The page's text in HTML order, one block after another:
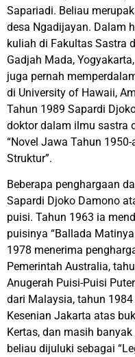
Sapariadi. Beliau
desa Ngadijayan. Dalam
kuliah di Fakultas Sastra
Gadjah Mada,
juga pernah
di University of Hawaii,
Tahun 1989 Sapardi
doktor dalam ilmu sastra
“Novel Jawa Tahun
Struktur”.
Beberapa penghargaan
Sapardi Djoko Damono
puisi. Tahun 1963 ia
puisinya “Ballada
1978 menerima
Pemerintah Australia,
Anugerah Puisi-Puisi
dari Malaysia, tahun
Kesenian Jakarta atas
Kertas, dan masih
beliau dijuluki sebagai